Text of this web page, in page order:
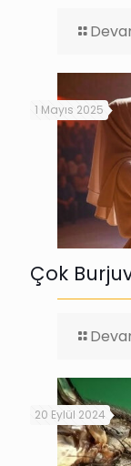
1 Mayıs 2025
Çok
20 Eylül 2024